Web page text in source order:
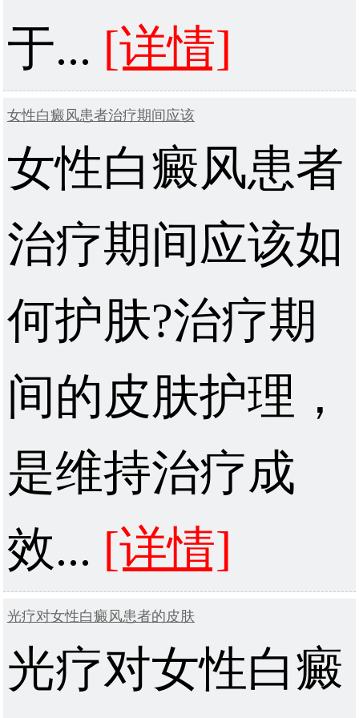
于... [详情]
女性白癜风患者治疗期间应该
女性白癜风患者
治疗期间应该如
何护肤?治疗期
间的皮肤护理，
是维持治疗成
效... [详情]
光疗对女性白癜风患者的皮肤
光疗对女性白癜